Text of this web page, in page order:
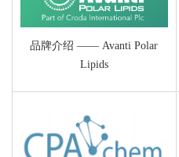
品牌介绍 —— Avanti Polar
Lipids